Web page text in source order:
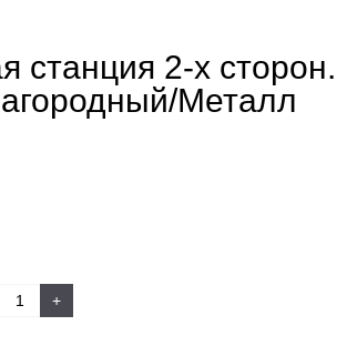
станция 2-х сторон.
Металл
+